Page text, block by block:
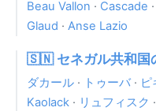
Beau Vallon · Cascade ·
Glaud · Anse Lazio
🇸🇳 セネガル共和国
ダカール · トゥーバ· ピ
Kaolack · リュフィスク ·